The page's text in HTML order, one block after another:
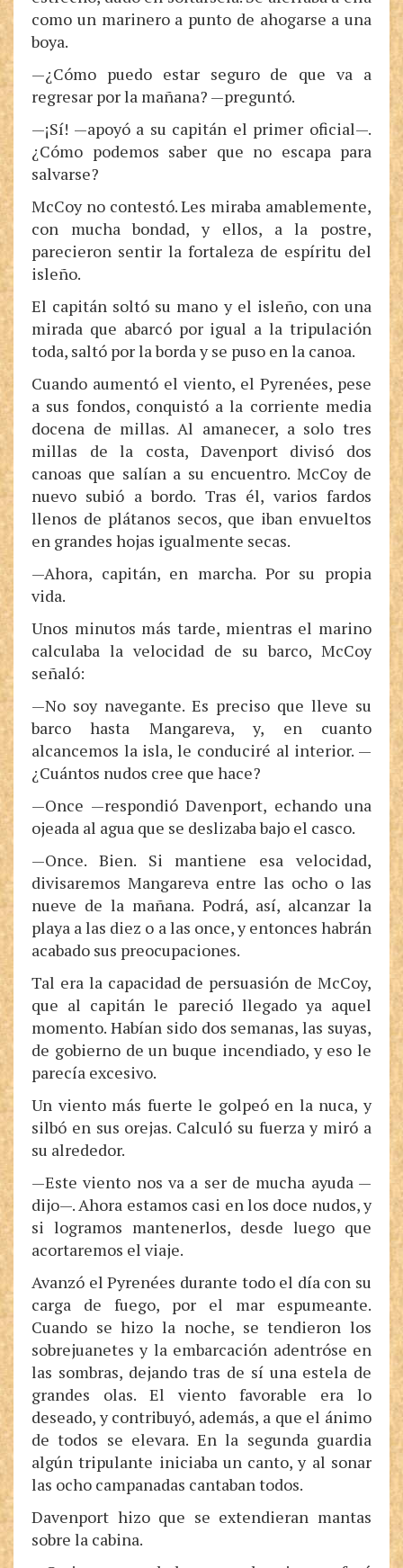
como un marinero a punto de ahogarse a una
boya.
—¿Cómo puedo estar seguro de que va a
regresar por la mañana? —preguntó.
—¡Sí! —apoyó a su capitán el primer oficial—.
¿Cómo podemos saber que no escapa para
salvarse?
McCoy no contestó. Les miraba amablemente,
con mucha bondad, y ellos, a la postre,
parecieron sentir la fortaleza de espíritu del
isleño.
El capitán soltó su mano y el isleño, con una
mirada que abarcó por igual a la tripulación
toda, saltó por la borda y se puso en la canoa.
Cuando aumentó el viento, el Pyrenées, pese
a sus fondos, conquistó a la corriente media
docena de millas. Al amanecer, a solo tres
millas de la costa, Davenport divisó dos
canoas que salían a su encuentro. McCoy de
nuevo subió a bordo. Tras él, varios fardos
llenos de plátanos secos, que iban envueltos
en grandes hojas igualmente secas.
—Ahora, capitán, en marcha. Por su propia
vida.
Unos minutos más tarde, mientras el marino
calculaba la velocidad de su barco, McCoy
señaló:
—No soy navegante. Es preciso que lleve su
barco hasta Mangareva, y, en cuanto
alcancemos la isla, le conduciré al interior. —
¿Cuántos nudos cree que hace?
—Once —respondió Davenport, echando una
ojeada al agua que se deslizaba bajo el casco.
—Once. Bien. Si mantiene esa velocidad,
divisaremos Mangareva entre las ocho o las
nueve de la mañana. Podrá, así, alcanzar la
playa a las diez o a las once, y entonces habrán
acabado sus preocupaciones.
Tal era la capacidad de persuasión de McCoy,
que al capitán le pareció llegado ya aquel
momento. Habían sido dos semanas, las suyas,
de gobierno de un buque incendiado, y eso le
parecía excesivo.
Un viento más fuerte le golpeó en la nuca, y
silbó en sus orejas. Calculó su fuerza y miró a
su alrededor.
—Este viento nos va a ser de mucha ayuda —
dijo—. Ahora estamos casi en los doce nudos, y
si logramos mantenerlos, desde luego que
acortaremos el viaje.
Avanzó el Pyrenées durante todo el día con su
carga de fuego, por el mar espumeante.
Cuando se hizo la noche, se tendieron los
sobrejuanetes y la embarcación adentróse en
las sombras, dejando tras de sí una estela de
grandes olas. El viento favorable era lo
deseado, y contribuyó, además, a que el ánimo
de todos se elevara. En la segunda guardia
algún tripulante iniciaba un canto, y al sonar
las ocho campanadas cantaban todos.
Davenport hizo que se extendieran mantas
sobre la cabina.